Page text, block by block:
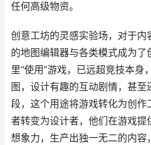
任何高级物资。
创意工坊的灵感实验场，对于内
的地图编辑器与各类模式成为
里“使用”游戏，已远超竞技本身
图，设计有趣的互动剧情，甚
段，这个用途将游戏转化为创作
者转变为设计者，他们在游戏提
想象力，生产出独一无二的内容